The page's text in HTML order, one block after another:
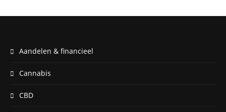
Aandelen & financieel
Cannabis
CBD